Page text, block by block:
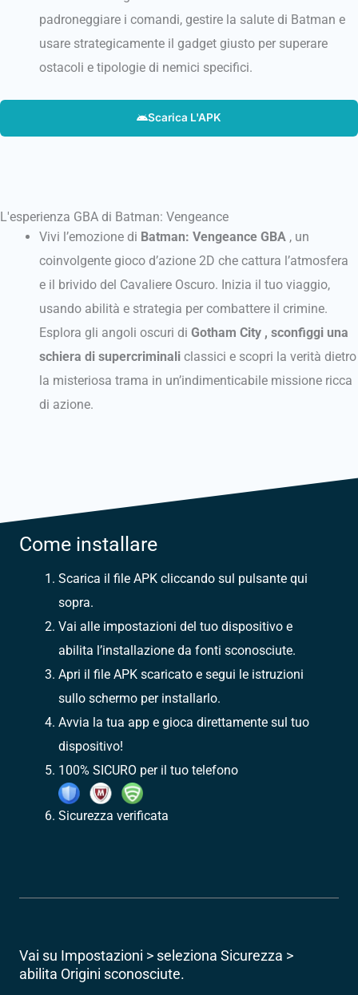
padroneggiare i comandi, gestire la salute di Batman e
usare strategicamente il gadget giusto per superare
ostacoli e tipologie di nemici specifici.
Scarica L'APK
L'esperienza GBA di Batman: Vengeance
Vivi l’emozione di Batman: Vengeance GBA , un
coinvolgente gioco d’azione 2D che cattura l’atmosfera
e il brivido del Cavaliere Oscuro. Inizia il tuo viaggio,
usando abilità e strategia per combattere il crimine.
Esplora gli angoli oscuri diGotham City , sconfiggi una
schiera disupercriminali classici e scopri la verità dietro
la misteriosa trama in un’indimenticabile missione ricca
di azione.
Come installare
Scarica il file APK cliccando sul pulsante qui
sopra.
Vai alle impostazioni del tuo dispositivo e
abilita l’installazione da fonti sconosciute.
Apri il file APK scaricato e segui le istruzioni
sullo schermo per installarlo.
Avvia la tua app e gioca direttamente sul tuo
dispositivo!
100% SICURO per il tuo telefono
Sicurezza verificata
Vai su Impostazioni > seleziona Sicurezza >
abilita Origini sconosciute.